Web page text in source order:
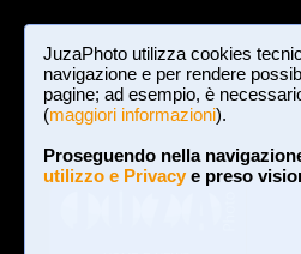
JuzaPhoto utilizza cookies
navigazione e per rendere
pagine; ad esempio, è
(maggiori informazioni).
Proseguendo nella
utilizzo e Privacye preso